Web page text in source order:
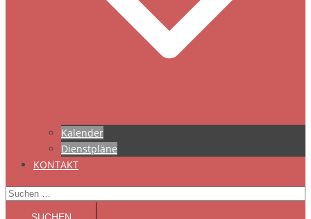
Kalender
Dienstpläne
KONTAKT
Suchen
nach: